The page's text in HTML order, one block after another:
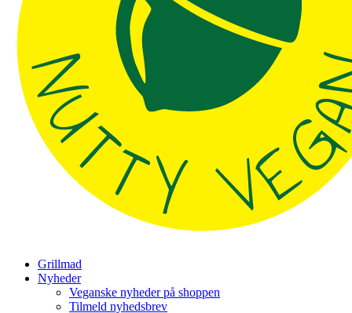
Grillmad
Nyheder
Veganske nyheder på shoppen
Tilmeld nyhedsbrev